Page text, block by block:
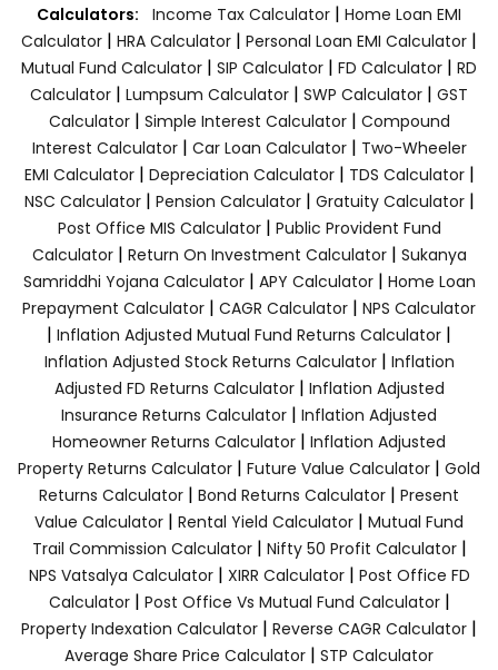
Calculators: Income Tax Calculator | Home Loan EMI
Calculator | HRA Calculator | Personal Loan EMI Calculator |
Mutual Fund Calculator | SIP Calculator | FD Calculator | RD
Calculator | Lumpsum Calculator | SWP Calculator | GST
Calculator| Simple Interest Calculator| Compound
Interest Calculator| Car Loan Calculator| Two-Wheeler
EMI Calculator| Depreciation Calculator| TDS Calculator|
NSC Calculator| Pension Calculator| Gratuity Calculator|
Post Office MIS Calculator| Public Provident Fund
Calculator| Return On Investment Calculator| Sukanya
Samriddhi Yojana Calculator| APY Calculator| Home Loan
Prepayment Calculator | CAGR Calculator | NPS Calculator
| Inflation Adjusted Mutual Fund Returns Calculator |
Inflation Adjusted Stock Returns Calculator| Inflation
Adjusted FD Returns Calculator| Inflation Adjusted
Insurance Returns Calculator | Inflation Adjusted
Homeowner Returns Calculator | Inflation Adjusted
Property Returns Calculator | Future Value Calculator | Gold
Returns Calculator | Bond Returns Calculator | Present
Value Calculator | Rental Yield Calculator | Mutual Fund
Trail Commission Calculator| Nifty 50 Profit Calculator|
NPS Vatsalya Calculator| XIRR Calculator| Post Office FD
Calculator| Post Office Vs Mutual Fund Calculator|
Property Indexation Calculator | Reverse CAGR Calculator |
Average Share Price Calculator | STP Calculator